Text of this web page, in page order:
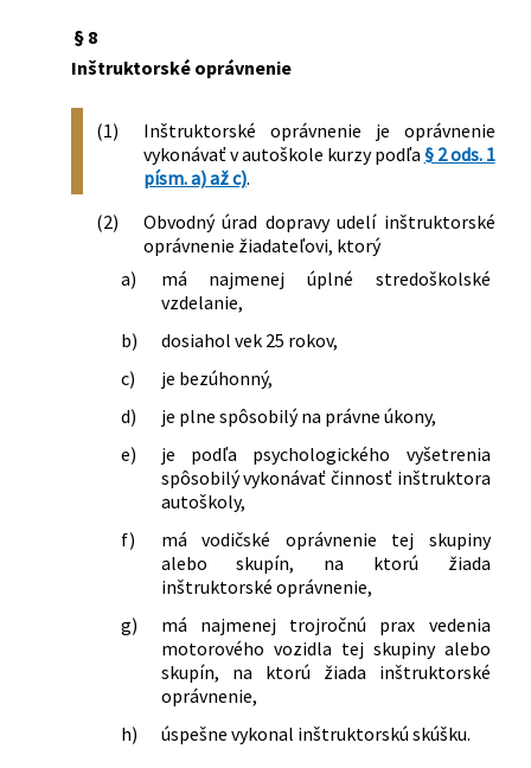
§ 8
Inštruktorské oprávnenie
(1)
Inštruktorské oprávnenie je oprávnenie
vykonávať v autoškole kurzy podľa § 2 ods. 1
písm. a) až c).
(2)
Obvodný úrad dopravy udelí inštruktorské
oprávnenie žiadateľovi, ktorý
a)
má najmenej úplné stredoškolské
vzdelanie,
b)
dosiahol vek 25 rokov,
c)
je bezúhonný,
d)
je plne spôsobilý na právne úkony,
e)
je podľa psychologického vyšetrenia
spôsobilý vykonávať činnosť inštruktora
autoškoly,
f)
má vodičské oprávnenie tej skupiny
alebo skupín, na ktorú žiada
inštruktorské oprávnenie,
g)
má najmenej trojročnú prax vedenia
motorového vozidla tej skupiny alebo
skupín, na ktorú žiada inštruktorské
oprávnenie,
h)
úspešne vykonal inštruktorskú skúšku.